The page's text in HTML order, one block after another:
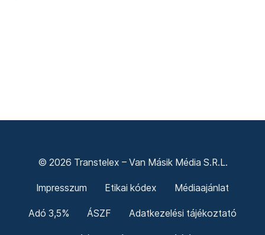
© 2026 Transtelex – Van Másik Média S.R.L.
Impresszum Etikai kódex Médiaajánlat
Adó 3,5% ÁSZF Adatkezelési tájékoztató